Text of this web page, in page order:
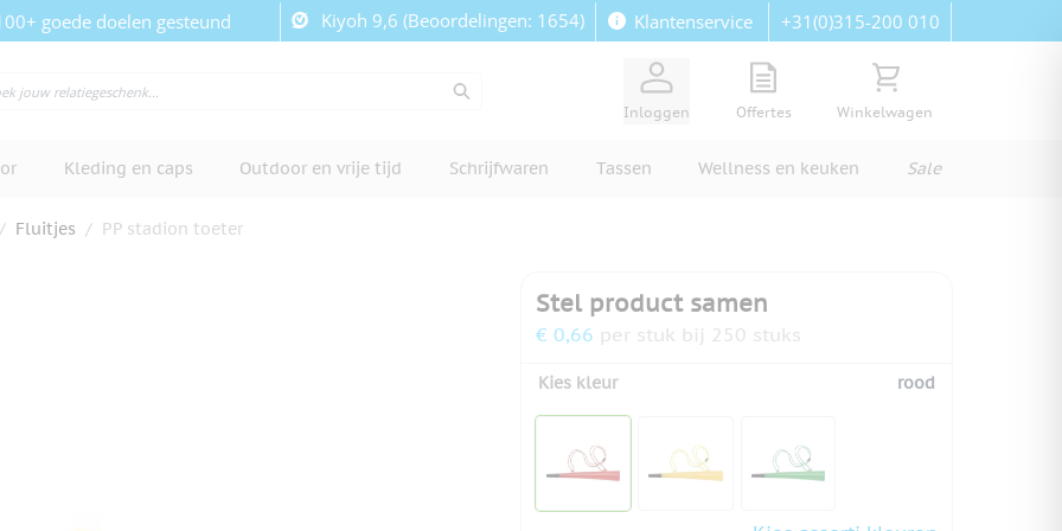
goede doelen gesteund Kiyoh 9,6 (Beoordelingen: 1654) Klantenservice +31(0)315-200 010
Inloggen
View quote, Quote is empty
Offertes
Bekijk winkelwagen,
Winkelwagen
Kleding en caps Outdoor en vrije tijd Schrijfwaren Tassen Wellness en keuken Sale
/ Fluitjes / PP stadion toeter
Stel product samen
€ 0,66 per stuk bij 250 stuks
Kies kleur rood